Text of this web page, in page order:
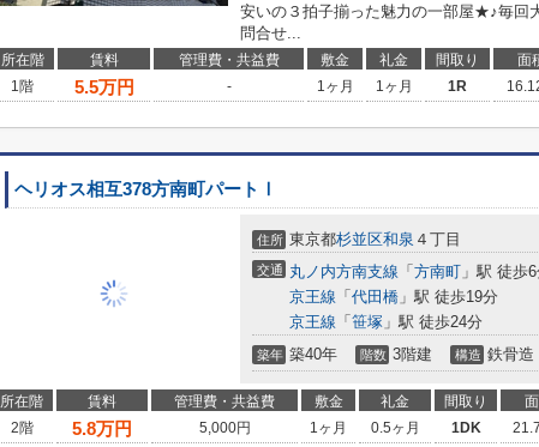
安いの３拍子揃った魅力の一部屋★♪毎回
問合せ...
所在階 賃料 管理費・共益費 敷金 礼金 間取り 面
1階
5.5万円 - 1ヶ月 1ヶ月 1R
ヘリオス相互378方南町パートⅠ
住所 東京都杉並区和泉 ４丁目
交通 丸ノ内方南支線 「 方南町 」駅 徒歩
京王線 「 代田橋 」駅 徒歩19分
京王線 「 笹塚 」駅 徒歩24分
築年 築40年 階数 3階建 構造 鉄骨造
所在階 賃料 管理費・共益費 敷金 礼金 間取り
2階
5.8万円 5,000円 1ヶ月 0.5ヶ月 1DK